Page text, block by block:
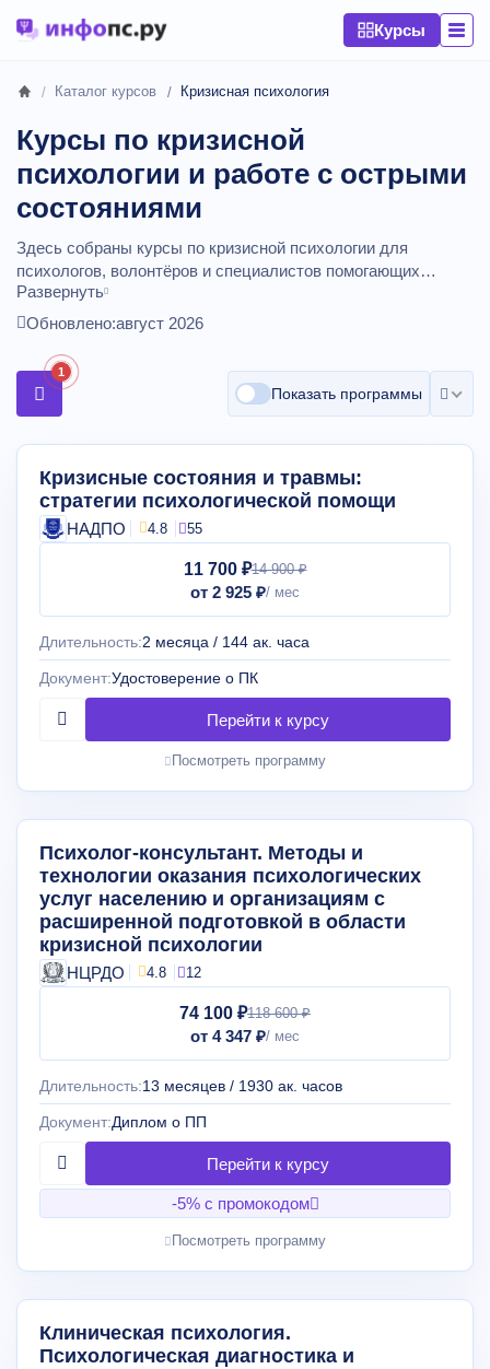
Курсы
Каталог курсов Кризисная психология
Курсы по кризисной
психологии и работе с острыми
состояниями
Здесь собраны курсы по кризисной психологии для
психологов, волонтёров и специалистов помогающих
профессий. Программы дают алгоритмы помощи при
остром стрессе, утрате, суицидальном риске, научают
дальнейшее сопровождение. После обучения вы будете
чувствовать себя увереннее в острых ситуациях и сможете
опираться на понятные протоколы работы.
Сравнивайте
от
академических часов.
Развернуть
Обновлено:август 2026
1
Показать программы
Кризисные состояния и травмы:
стратегии психологической помощи
НАДПО 4.8 55
11 700 ₽14 900 ₽
от 2 925 ₽
Длительность:2 месяца / 144 ак. часа
Документ:Удостоверение о ПК
Посмотреть программу
Психолог-консультант. Методы и
технологии оказания психологических
услуг населению и организациям с
расширенной подготовкой в области
кризисной психологии
НЦРДО 4.8 12
74 100 ₽118 600 ₽
от 4 347 ₽
Длительность:13 месяцев / 1930 ак. часов
Документ:Диплом о ПП
-5% с промокодом
Посмотреть программу
Клиническая психология.
Психологическая диагностика и